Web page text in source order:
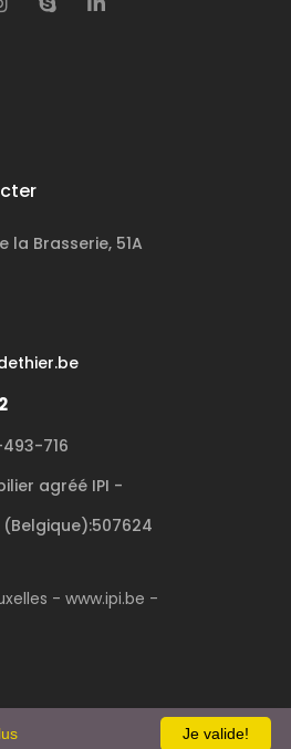
la Brasserie, 51A
493-716
agréé IPI -
- www.ipi.be -
Je valide!